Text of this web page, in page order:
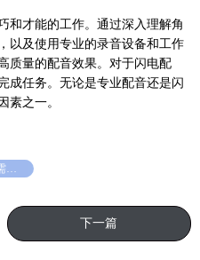
和才能的工作。通过深入理解角
以及使用专业的录音设备和工作
质量的配音效果。对于闪电配
成任务。无论是专业配音还是闪
素之一。
下一篇